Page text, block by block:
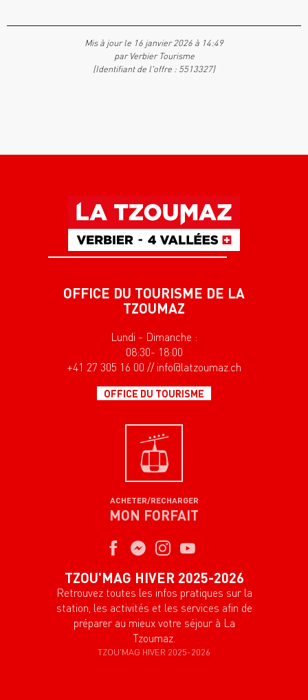
Mis à jour le 16 janvier 2026 à 14:49
par Verbier Tourisme
(Identifiant de l'offre : 5513327)
OFFICE DU TOURISME DE LA
TZOUMAZ
Lundi - Dimanche :
08:30- 18:00
+41 27 305 16 00 // info@latzoumaz.ch
OFFICE DU TOURISME
ACHETER/RECHARGER
MON FORFAIT
TZOU'MAG HIVER 2025-2026
Retrouvez toutes les infos pratiques sur la
station, les activités et les services afin de
préparer au mieux votre séjour à La
Tzoumaz.
TZOU'MAG HIVER 2025-2026